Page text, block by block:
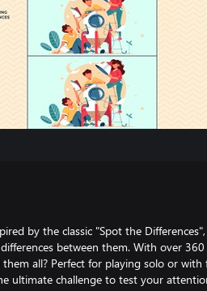
by the classic "Spot the
between them. With over 360
all? Perfect for playing solo or with
ultimate challenge to test your